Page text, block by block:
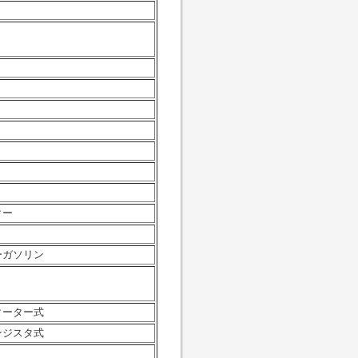
ー
ガソリン
ーター式
ジスタ式